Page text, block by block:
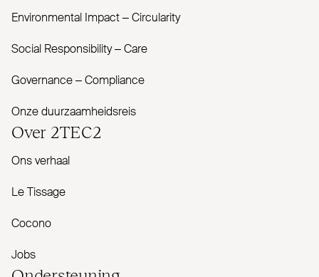
Envi­ronmental Impact – Cir­cularity
Social Responsibility – Care
Governance – Com­pliance
Onze duurzaamheidsreis
Over 2TEC2
Ons verhaal
Le Tissage
Cocono
Jobs